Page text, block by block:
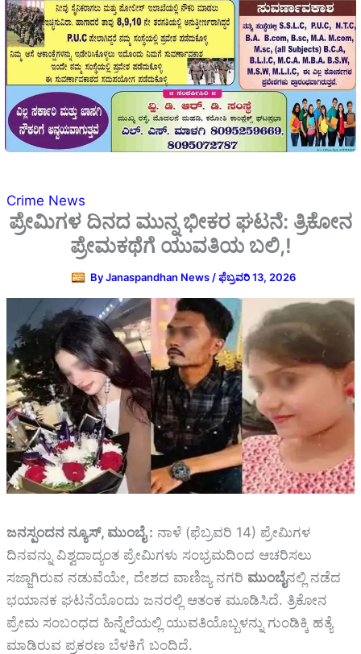
Crime News
ಪ್ರೇಮಿಗಳ ದಿನದ ಮುನ್ನ ಭೀಕರ ಘಟನೆ: ತ್ರಿಕೋನ
ಪ್ರೇಮಕಥೆಗೆ ಯುವತಿಯ ಬಲಿ,!
ByJanaspandhan News /ಫೆಬ್ರವರಿ 13, 2026
ಜನಸ್ಪಂದನ ನ್ಯೂಸ್‌, ಮುಂಬೈ : ನಾಳೆ (ಫೆಬ್ರವರಿ 14) ಪ್ರೇಮಿಗಳ
ದಿನವನ್ನು ವಿಶ್ವದಾದ್ಯಂತ ಪ್ರೇಮಿಗಳು ಸಂಭ್ರಮದಿಂದ ಆಚರಿಸಲು
ಸಜ್ಜಾಗಿರುವ ನಡುವೆಯೇ, ದೇಶದ ವಾಣಿಜ್ಯ ನಗರಿ ಮುಂಬೈನಲ್ಲಿ ನಡೆದ
ಭಯಾನಕ ಘಟನೆಯೊಂದು ಜನರಲ್ಲಿ ಆತಂಕ ಮೂಡಿಸಿದೆ. ತ್ರಿಕೋನ
ಪ್ರೇಮ ಸಂಬಂಧದ ಹಿನ್ನೆಲೆಯಲ್ಲಿ ಯುವತಿಯೊಬ್ಬಳನ್ನು ಗುಂಡಿಕ್ಕಿ ಹತ್ಯೆ
ಮಾಡಿರುವ ಪ್ರಕರಣ ಬೆಳಕಿಗೆ ಬಂದಿದೆ.